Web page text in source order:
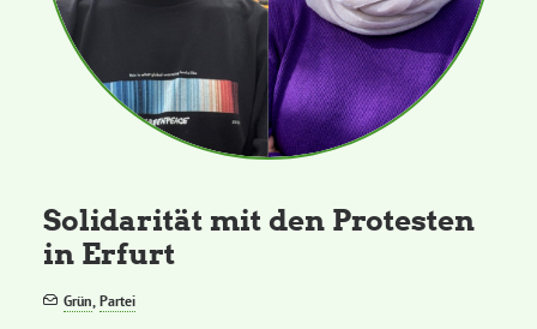
Solidarität mit den Protesten
in Erfurt
Grün,Partei